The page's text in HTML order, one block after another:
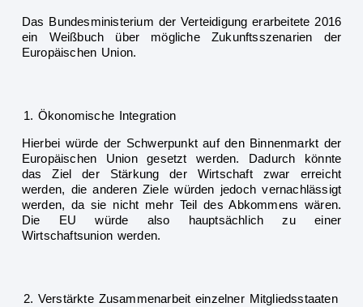
Das Bundesministerium der Verteidigung erarbeitete 2016
ein Weißbuch über mögliche Zukunftsszenarien der
Europäischen Union.
Ökonomische Integration
Hierbei würde der Schwerpunkt auf den Binnenmarkt der
Europäischen Union gesetzt werden. Dadurch könnte
das Ziel der Stärkung der Wirtschaft zwar erreicht
werden, die anderen Ziele würden jedoch vernachlässigt
werden, da sie nicht mehr Teil des Abkommens wären.
Die EU würde also hauptsächlich zu einer
Wirtschaftsunion werden.
Verstärkte Zusammenarbeit einzelner Mitgliedsstaaten